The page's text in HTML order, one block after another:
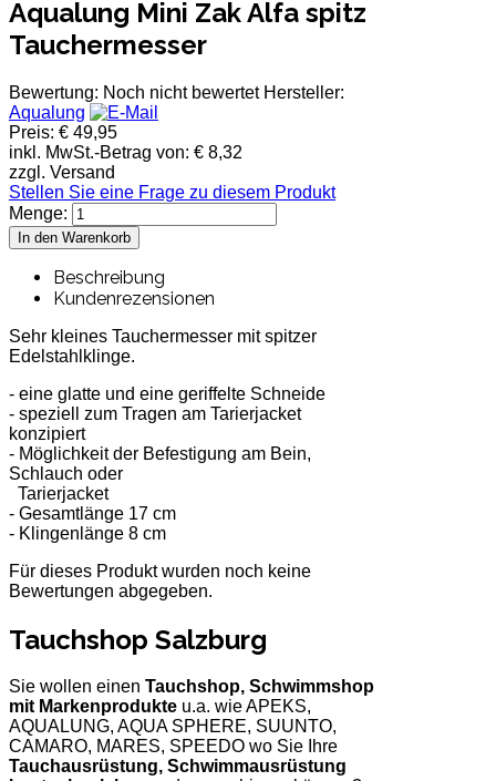
Aqualung Mini Zak Alfa spitz
Tauchermesser
Bewertung: Noch nicht bewertet Hersteller:
Aqualung
Preis: € 49,95
inkl. MwSt.-Betrag von: € 8,32
zzgl. Versand
Stellen Sie eine Frage zu diesem Produkt
Menge:
Beschreibung
Kundenrezensionen
Sehr kleines Tauchermesser mit spitzer
Edelstahlklinge.
- eine glatte und eine geriffelte Schneide
- speziell zum Tragen am Tarierjacket
konzipiert
- Möglichkeit der Befestigung am Bein,
Schlauch oder
Tarierjacket
- Gesamtlänge 17 cm
- Klingenlänge 8 cm
Für dieses Produkt wurden noch keine
Bewertungen abgegeben.
Tauchshop Salzburg
Sie wollen einen Tauchshop, Schwimmshop
mit Markenprodukte u.a. wie APEKS,
AQUALUNG, AQUA SPHERE, SUUNTO,
CAMARO, MARES, SPEEDO wo Sie Ihre
Tauchausrüstung, Schwimmausrüstung